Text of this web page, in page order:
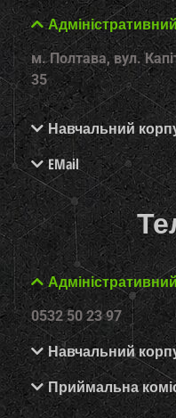
м. Полтава, вул.
35
Навчальний
EMail
0532 50 23 97
Навчальний
Приймальна